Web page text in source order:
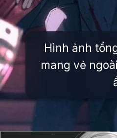
Hình ảnh
mang vẻ